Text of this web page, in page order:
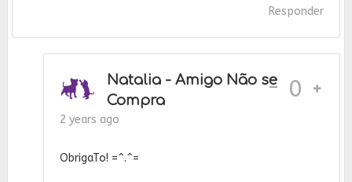
Responder
Natalia - Amigo Não se
Compra
2 years ago
- 0
ObrigaTo! =^.^=